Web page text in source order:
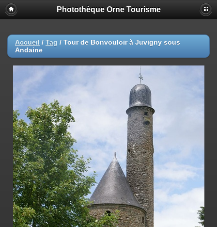
Photothèque Orne Tourisme
Accueil / Tag / Tour de Bonvouloir à Juvigny sous
Andaine